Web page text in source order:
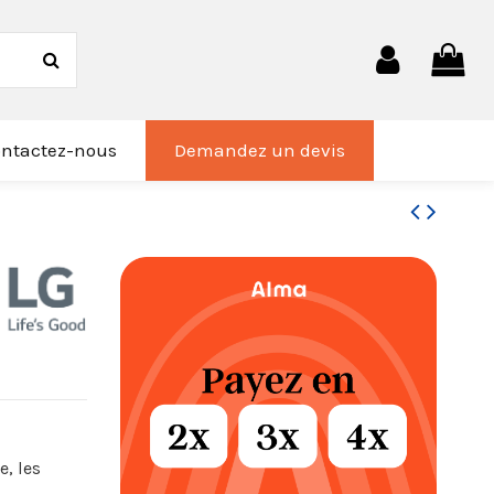
nous Demandez un devis
les